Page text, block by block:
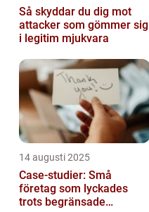
Så skyddar du dig mot
attacker som gömmer sig
i legitim mjukvara
14 augusti 2025
Case-studier: Små
företag som lyckades
trots begränsade